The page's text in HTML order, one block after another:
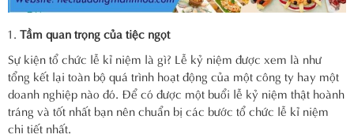
Tầm quan trọng của tiệc ngọt
Sự kiện tổ chức lễ kỉ niệm là gì? Lễ kỷ niệm được xem là như
tổng kết lại toàn bộ quá trình hoạt động của một công ty hay một
doanh nghiệp nào đó. Để có được một buổi lễ kỷ niệm thật hoành
tráng và tốt nhất bạn nên chuẩn bị các bước tổ chức lễ kỉ niệm
chi tiết nhất.